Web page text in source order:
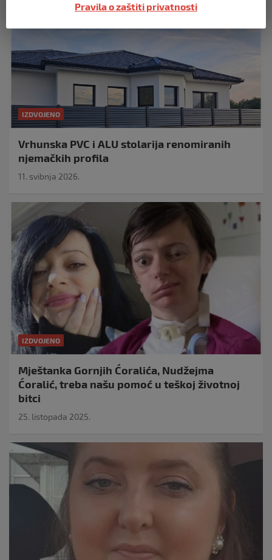
IZDVOJENO
Vrhunska PVC i ALU stolarija renomiranih
njemačkih profila
11. svibnja 2026.
IZDVOJENO
Mještanka Gornjih Ćoralića, Nudžejma
Ćoralić, treba našu pomoć u teškoj životnoj
bitci
25. listopada 2025.
Pravila o zaštiti privatnosti